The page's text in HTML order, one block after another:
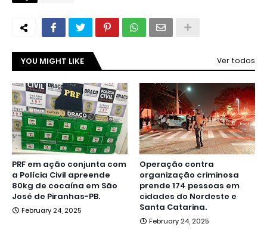
YOU MIGHT LIKE Ver todos
PRF em ação conjunta com
a Polícia Civil apreende
80kg de cocaína em São
José de Piranhas-PB.
February 24, 2025
Operação contra
organização criminosa
prende 174 pessoas em
cidades do Nordeste e
Santa Catarina.
February 24, 2025